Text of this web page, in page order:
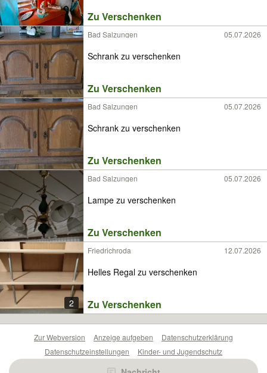
Zu Verschenken
Bad Salzungen 05.07.2026
Schrank zu verschenken
Zu Verschenken
Bad Salzungen 05.07.2026
Schrank zu verschenken
Zu Verschenken
Bad Salzungen 05.07.2026
Lampe zu verschenken
Zu Verschenken
2
Friedrichroda 12.07.2026
Helles Regal zu verschenken
Zu Verschenken
Zur Webversion Anzeige aufgeben
Datenschutzerklärung
Datenschutzeinstellungen
Kinder- und Jugendschutz
Barrierefreiheitserklärung